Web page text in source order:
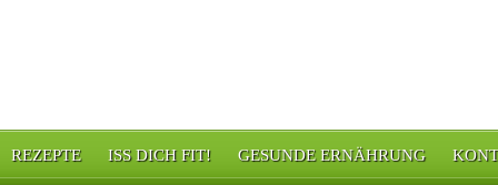
REZEPTE ISS DICH FIT! GESUNDE ERNÄHRUNG